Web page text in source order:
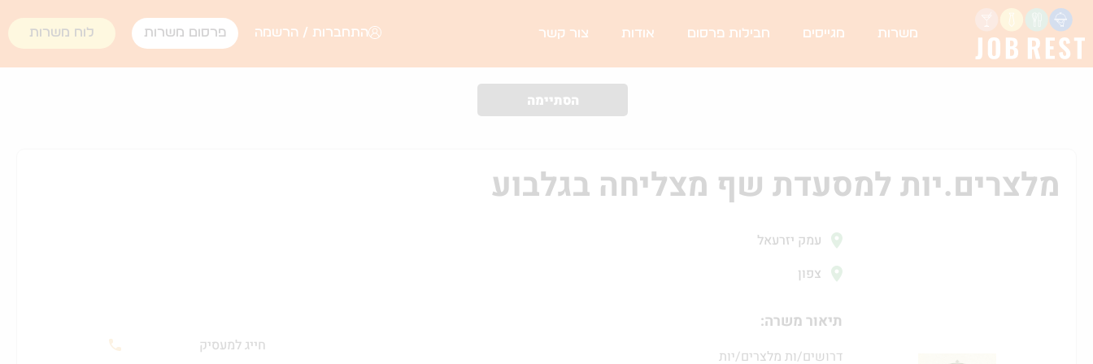
משרות מגייסים חבילות פרסום אודות צור קשר התחברות / הרשמה פרסום משרות לוח משרות
הסתיימה
מלצרים.יות למסעדת שף מצליחה בגלבוע
עמק יזרעאל
צפון
תיאור משרה:
דרושים/ות מלצרים/יות
חייג למעסיק